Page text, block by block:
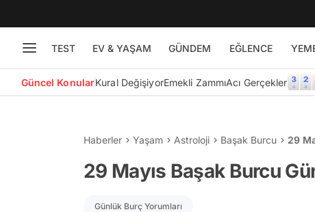
TEST EV & YAŞAM GÜNDEM EĞLENCE
Güncel KonularKural DeğişiyorEmekli ZammıAcı Gerçekler
Haberler Yaşam Astroloji Başak Burcu 29
29 Mayıs Başak Burcu
Günlük Burç Yorumları